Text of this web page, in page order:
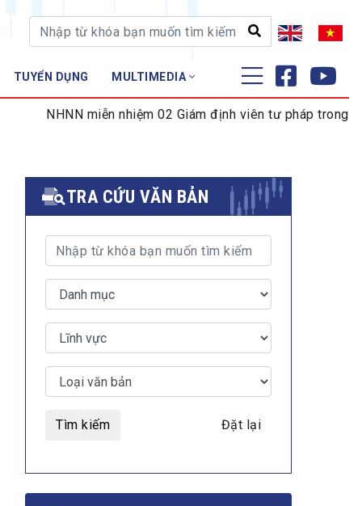
TUYỂN DỤNG MULTIMEDIA
ĐÀO TẠO - NGHIÊN CỨU
miễn nhiệm 02 Giám định viên tư pháp trong lĩnh vực
TRA CỨU VĂN BẢN
Tìm kiếm Đặt lại